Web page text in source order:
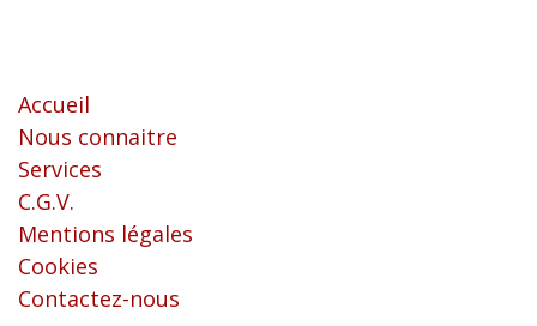
Accueil
Nous connaitre
Services
C.G.V.
Mentions légales
Cookies
Contactez-nous